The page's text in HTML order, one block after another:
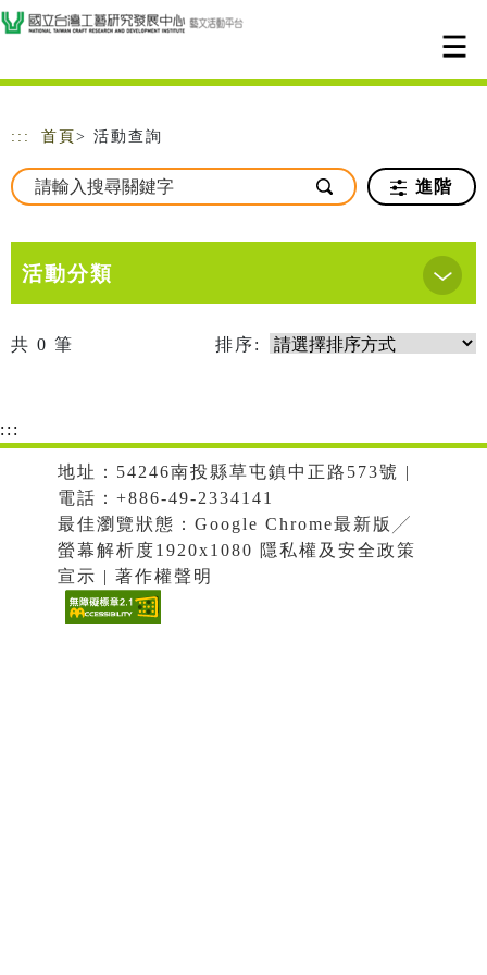
跳到主要內容
網站導覽
::: 首頁 > 活動查詢
進階
活動分類
共 0 筆 排序:
:::
地址：54246南投縣草屯鎮中正路573號 |
電話：+886-49-2334141
最佳瀏覽狀態：Google Chrome最新版╱
螢幕解析度1920x1080 隱私權及安全政策
宣示 | 著作權聲明